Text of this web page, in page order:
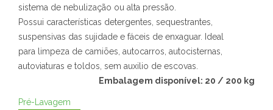
sistema de nebulização ou alta pressão.
Possui características detergentes, sequestrantes,
suspensivas das sujidade e fáceis de enxaguar. Ideal
para limpeza de camiões, autocarros, autocisternas,
autoviaturas e toldos, sem auxilio de escovas.
Embalagem disponível: 20 / 200 kg
Pré-Lavagem